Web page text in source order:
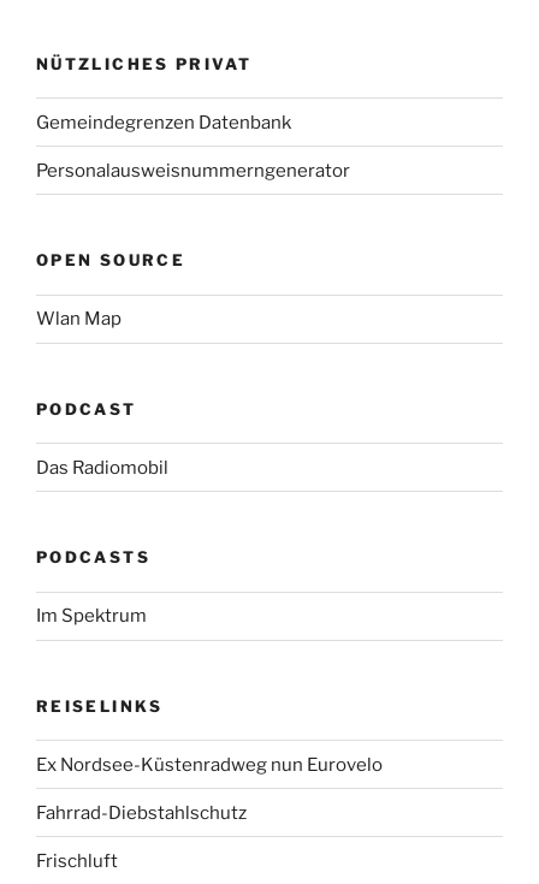
NÜTZLICHES PRIVAT
Gemeindegrenzen Datenbank
Personalausweisnummerngenerator
OPEN SOURCE
Wlan Map
PODCAST
Das Radiomobil
PODCASTS
Im Spektrum
REISELINKS
Ex Nordsee-Küstenradweg nun Eurovelo
Fahrrad-Diebstahlschutz
Frischluft